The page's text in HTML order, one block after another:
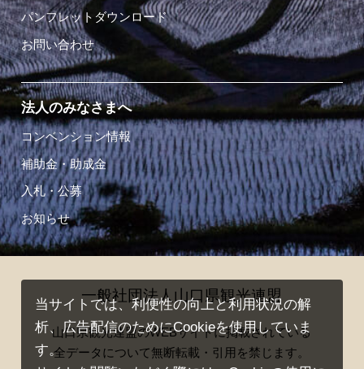
パンフレットダウンロード
お問い合わせ
法人のみなさまへ
コンベンション情報
補助金・助成金
入札・公募
お知らせ
一般社団法人山口県観光連盟
山口県観光連盟のWEBサイトに掲載されている
全データについて無断転載・引用を禁じます。
当サイトでは、利便性の向上と利用状況の解
析、広告配信のためにCookieを使用していま
す。